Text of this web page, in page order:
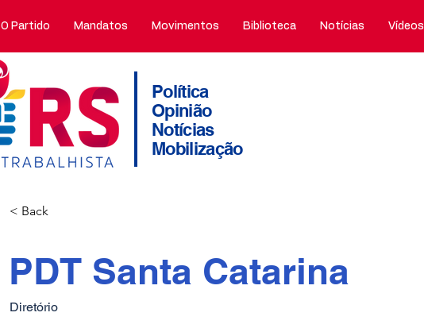
O Partido Mandatos Movimentos Biblioteca Notícias Vídeos
Política
Opinião
Notícias
Mobilização
< Back
PDT Santa Catarina
Diretório